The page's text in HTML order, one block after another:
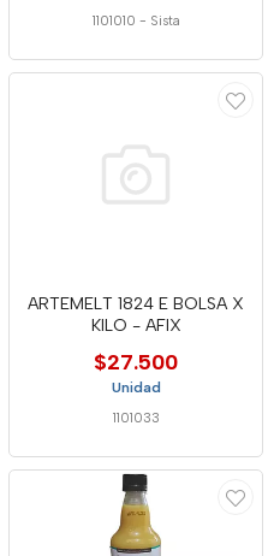
1101010 - Sista
ARTEMELT 1824 E BOLSA X
KILO - AFIX
$27.500
Unidad
1101033